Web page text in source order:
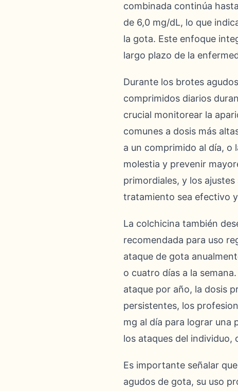
combinada continúa
de 6,0 mg/dL, lo que
la gota. Este enfoque
largo plazo de la
Durante los brotes
comprimidos diarios
crucial monitorear la
comunes a dosis más
a un comprimido al día, o
molestia y prevenir
primordiales, y los
tratamiento sea efectivo
La colchicina también
recomendada para uso
ataque de gota
o cuatro días a la
ataque por año, la dosis
persistentes, los
mg al día para lograr una
los ataques del
Es importante señalar
agudos de gota, su uso